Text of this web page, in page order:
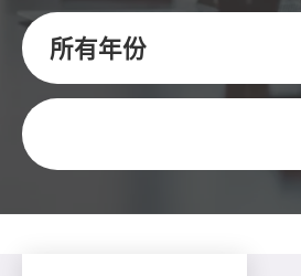
所有年份
关键字